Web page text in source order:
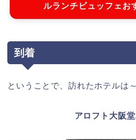
ルランチビュッフェお
到着
ということで、訪れたホテルは～
アロフト大阪